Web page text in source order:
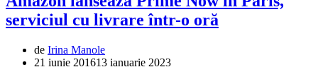
serviciul cu livrare într-o oră
de Irina Manole
21 iunie 201613 ianuarie 2023